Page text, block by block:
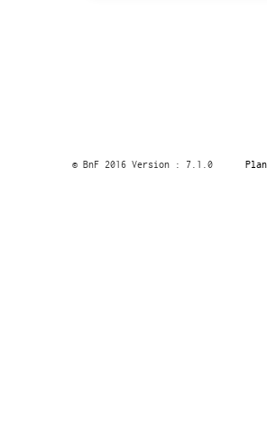
© BnF 2016 Version : 7.1.0